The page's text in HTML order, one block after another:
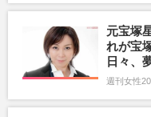
元宝塚
れが宝
日々、
週刊女性